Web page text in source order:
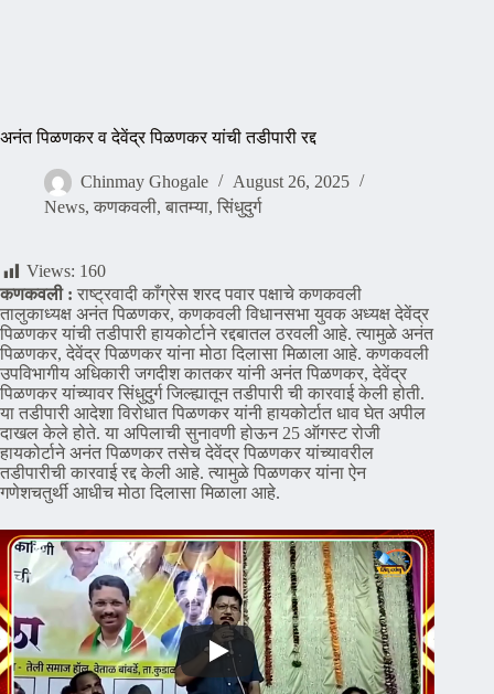
अनंत पिळणकर व देवेंद्र पिळणकर यांची तडीपारी रद्द
Chinmay Ghogale
August 26, 2025
News, कणकवली, बातम्या, सिंधुदुर्ग
Views: 160
कणकवली : राष्ट्रवादी काँग्रेस शरद पवार पक्षाचे कणकवली
तालुकाध्यक्ष अनंत पिळणकर, कणकवली विधानसभा युवक अध्यक्ष देवेंद्र
पिळणकर यांची तडीपारी हायकोर्टाने रद्दबातल ठरवली आहे. त्यामुळे अनंत
पिळणकर, देवेंद्र पिळणकर यांना मोठा दिलासा मिळाला आहे. कणकवली
उपविभागीय अधिकारी जगदीश कातकर यांनी अनंत पिळणकर, देवेंद्र
पिळणकर यांच्यावर सिंधुदुर्ग जिल्ह्यातून तडीपारी ची कारवाई केली होती.
या तडीपारी आदेशा विरोधात पिळणकर यांनी हायकोर्टात धाव घेत अपील
दाखल केले होते. या अपिलाची सुनावणी होऊन 25 ऑगस्ट रोजी
हायकोर्टाने अनंत पिळणकर तसेच देवेंद्र पिळणकर यांच्यावरील
तडीपारीची कारवाई रद्द केली आहे. त्यामुळे पिळणकर यांना ऐन
गणेशचतुर्थी आधीच मोठा दिलासा मिळाला आहे.